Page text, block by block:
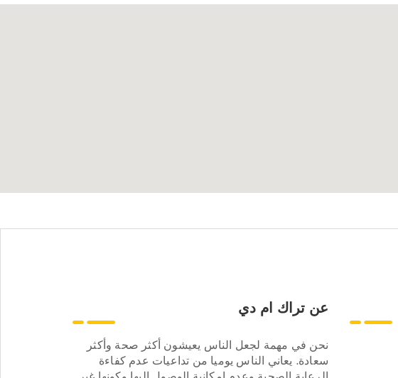
عن تراك ام دي
نحن في مهمة لجعل الناس يعيشون أكثر صحة وأكثر
سعادة. يعاني الناس يوميا من تداعيات عدم كفاءة